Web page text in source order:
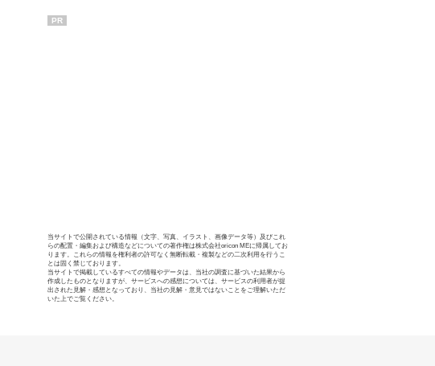
PR
当サイトで公開されている情報（文字、写真、イラスト、画像データ等）及びこれ
らの配置・編集および構造などについての著作権は株式会社oricon MEに帰属してお
ります。これらの情報を権利者の許可なく無断転載・複製などの二次利用を行うこ
とは固く禁じております。
当サイトで掲載しているすべての情報やデータは、当社の調査に基づいた結果から
作成したものとなりますが、サービスへの感想については、サービスの利用者が提
出された見解・感想となっており、当社の見解・意見ではないことをご理解いただ
いた上でご覧ください。